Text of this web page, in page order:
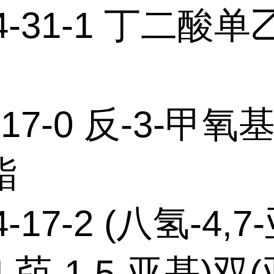
31-1 丁二酸单
0 反-3-甲氧
17-2 (八氢-